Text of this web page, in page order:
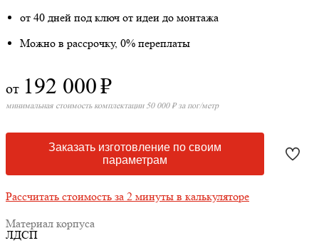
от 40 дней под ключ от идеи до монтажа
Можно в рассрочку, 0% переплаты
от 192 000₽
минимальная стоимость комплектации 50 000 ₽ за пог/метр
Заказать изготовление по своим
параметрам
Рассчитать стоимость за 2 минуты в калькуляторе
Материал корпуса
ЛДСП